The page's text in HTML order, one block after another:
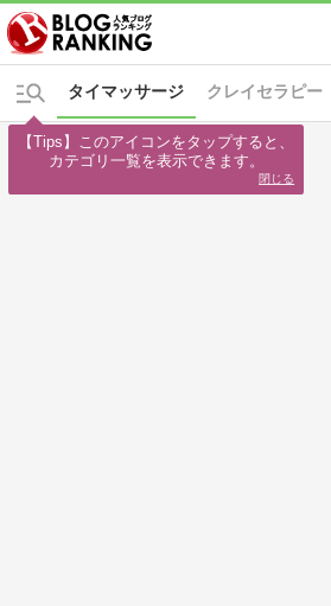
クレイセラピー
タイマッサージ
【Tips】このアイコンをタップすると、
カテゴリ一覧を表示できます。
閉じる